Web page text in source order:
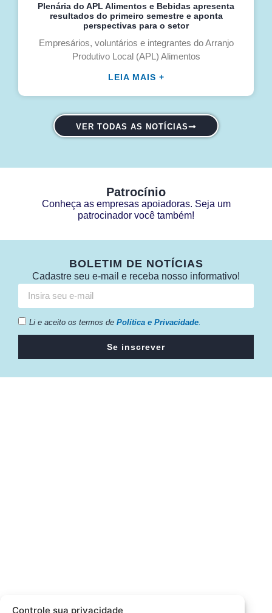
Controle sua privacidade
Plenária do APL Alimentos e Bebidas apresenta
resultados do primeiro semestre e aponta
perspectivas para o setor
Empresários, voluntários e integrantes do Arranjo
Produtivo Local (APL) Alimentos
LEIA MAIS +
VER TODAS AS NOTÍCIAS
Patrocínio
Conheça as empresas apoiadoras. Seja um
patrocinador você também!
BOLETIM DE NOTÍCIAS
Cadastre seu e-mail e receba nosso informativo!
Li e aceito os termos de Política e Privacidade.
Se inscrever
Rua Silva Jardim, 96 Lajeado, Rio Grande do Sul –